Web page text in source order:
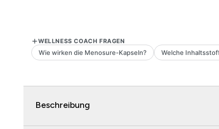
Beschreibung